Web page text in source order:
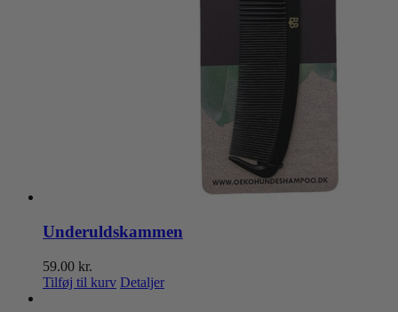
Underuldskammen
59.00 kr.
Tilføj til kurv Detaljer